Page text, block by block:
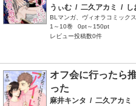
うぃむ / 二久アカミ / し
BLマンガ、ヴィオラコミックス
1～10巻
0pt～150pt
レビュー投稿数0件
オフ会に行ったら
った
麻井キンタ / 二久アカミ